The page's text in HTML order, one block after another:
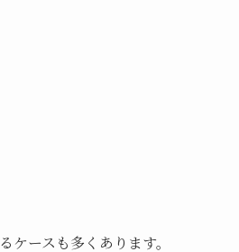
ースも多くあります。